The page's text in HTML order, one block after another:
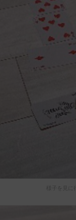
様子を見に